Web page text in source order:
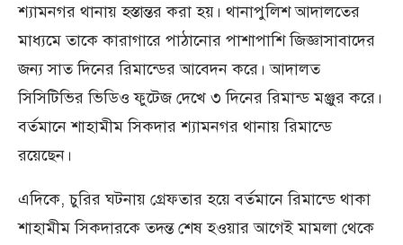
শ্যামনগর থানায় হস্তান্তর করা হয়। থানাপুলিশ আদালতের
মাধ্যমে তাকে কারাগারে পাঠানোর পাশাপাশি জিজ্ঞাসাবাদের
জন্য সাত দিনের রিমান্ডের আবেদন করে। আদালত
সিসিটিভির ভিডিও ফুটেজ দেখে ৩ দিনের রিমান্ড মঞ্জুর করে।
বর্তমানে শাহামীম সিকদার শ্যামনগর থানায় রিমান্ডে
রয়েছেন।
এদিকে, চুরির ঘটনায় গ্রেফতার হয়ে বর্তমানে রিমান্ডে থাকা
শাহামীম সিকদারকে তদন্ত শেষ হওয়ার আগেই মামলা থেকে